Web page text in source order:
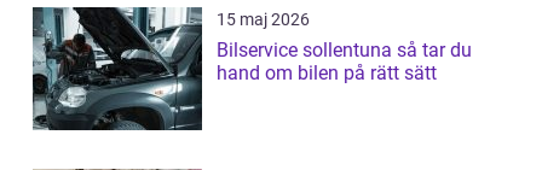
15 maj 2026
Bilservice sollentuna så tar du
hand om bilen på rätt sätt